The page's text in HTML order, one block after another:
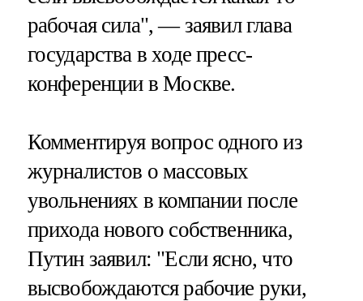
рабочая сила", — заявил глава
государства в ходе пресс-
конференции в Москве.
Комментируя вопрос одного из
журналистов о массовых
увольнениях в компании после
прихода нового собственника,
Путин заявил: "Если ясно, что
высвобождаются рабочие руки,